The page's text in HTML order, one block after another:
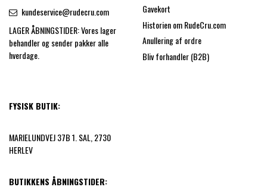
kundeservice@rudecru.com
LAGER ÅBNINGSTIDER: Vores lager
behandler og sender pakker alle
hverdage.
FYSISK BUTIK:
MARIELUNDVEJ 37B 1. SAL, 2730
HERLEV
BUTIKKENS ÅBNINGSTIDER:
Gavekort
Historien om RudeCru.com
Anullering af ordre
Bliv forhandler (B2B)